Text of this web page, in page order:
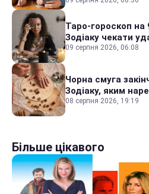
Таро-гороскоп на
Зодіаку чекати
09 серпня 2026, 06:08
Чорна смуга
Зодіаку, яким
08 серпня 2026, 19:19
Більше цікавого